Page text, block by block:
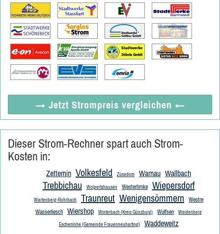
→ Jetzt Strompreis vergleichen ←
Dieser Strom-Rechner spart auch Strom-
Kosten in:
Zettemin Volkesfeld Züsedom Warnau Wallbach
Trebbichau Wolpertshausen Westertimke Wiepersdorf
Wartenberg-Rohrbach Traunreut Wenigensömmern
Westre
Wasserliesch
Wiershop Winterbach (Kreis Günzburg) Wulfsen Weidenberg
Eschenlohe (Gemeinde Frauenneuharting) Waddeweitz